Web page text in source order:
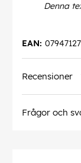
Denna
EAN:
Recensioner
Frågor och